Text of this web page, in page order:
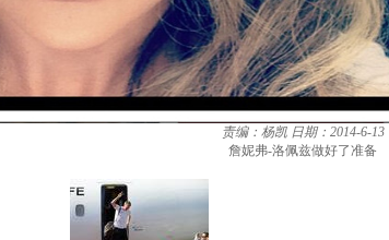
责编：杨凯 日期：2014-6-13
詹妮弗-洛佩兹做好了准备